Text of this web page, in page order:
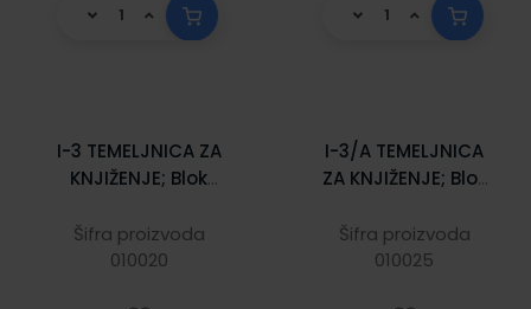
I-3 TEMELJNICA ZA
KNJIŽENJE; Blok
14,8 cm
Šifra proizvoda
010020
I-3/A TEMELJNICA
ZA KNJIŽENJE; Blok
29,7 cm
Šifra proizvoda
010025